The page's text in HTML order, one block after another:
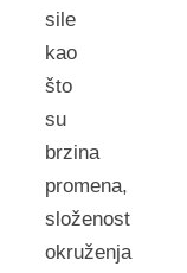
sile
kao
što
su
brzina
promena,
složenost
okruženja